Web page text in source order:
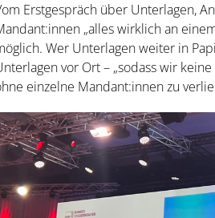
Erstgespräch über Unterlagen,
„alles wirklich an
Wer Unterlagen weiter in
vor Ort – „sodass wir
einzelne Mandant:innen zu